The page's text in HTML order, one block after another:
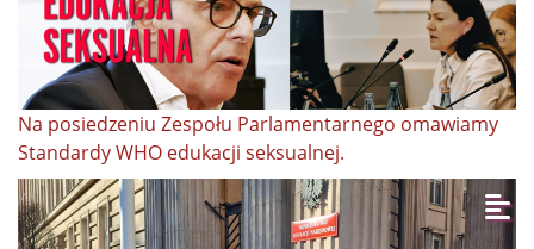
Na posiedzeniu Zespołu Parlamentarnego omawiamy
Standardy WHO edukacji seksualnej.